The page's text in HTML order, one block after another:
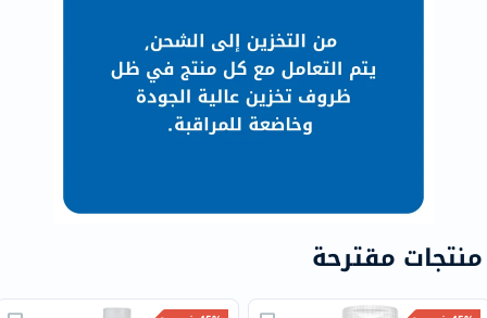
منتجات مقترحة